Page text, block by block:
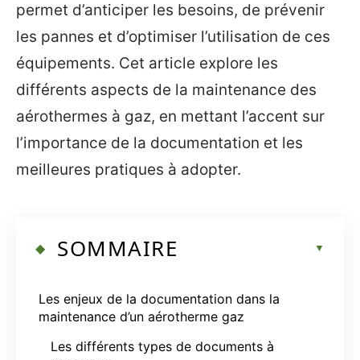
permet d’anticiper les besoins, de prévenir
les pannes et d’optimiser l’utilisation de ces
équipements. Cet article explore les
différents aspects de la maintenance des
aérothermes à gaz, en mettant l’accent sur
l’importance de la documentation et les
meilleures pratiques à adopter.
SOMMAIRE
Les enjeux de la documentation dans la
maintenance d’un aérotherme gaz
Les différents types de documents à